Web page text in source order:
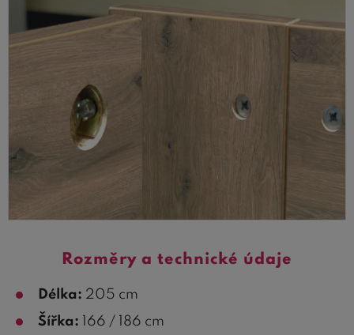
Rozměry a technické údaje
Délka: 205 cm
Šířka: 166 / 186 cm